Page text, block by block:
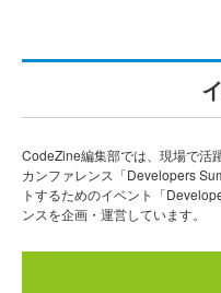
CodeZine編集部では、現場で活
カンファレンス「Developers
トするためのイベント「
ンスを企画・運営しています。